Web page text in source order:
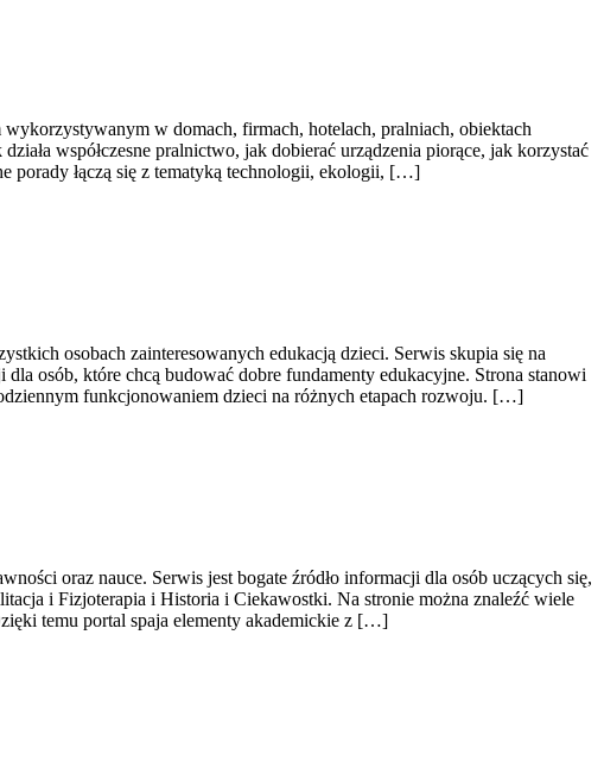
w domach, firmach, hotelach, pralniach, obiektach
współczesne pralnictwo, jak dobierać urządzenia piorące, jak korzystać
porady łączą się z tematyką technologii, ekologii, […]
osobach zainteresowanych edukacją dzieci. Serwis skupia się na
osób, które chcą budować dobre fundamenty edukacyjne. Strona stanowi
funkcjonowaniem dzieci na różnych etapach rozwoju. […]
oraz nauce. Serwis jest bogate źródło informacji dla osób uczących się,
i Fizjoterapia i Historia i Ciekawostki. Na stronie można znaleźć wiele
temu portal spaja elementy akademickie z […]